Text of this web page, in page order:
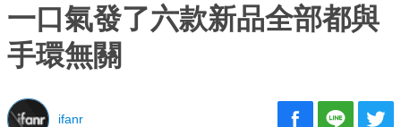
一口氣發了六款新品全部都與
手環無關
ifanr